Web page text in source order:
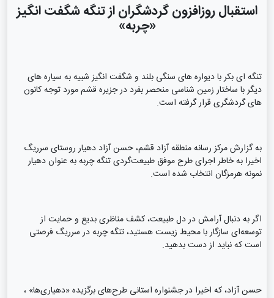
استقبال روزافزون گردشگران از تنگه شگفت انگیز
«چربه»
تنگه ای بکر با دیواره های سنگی بلند و شگفت انگیز شبیه به سیاره های
دیگر با ساختار زمین شناسی منحصر بفرد در جزیره قشم مورد توجه کانون
های گردشگری قرار گرفته است.
به گزارش مرکز رسانه منطقه آزاد قشم، حسن آزاد دهیار روستای سرریگ
اخیرا به خاطر اجرای طرح موفق طبیعت‌گردی تنگه چربه به عنوان دهیار
نمونه هرمزگان انتخاب شده است.
اگر به دنبال آرامش در دل طبیعت، کشف مناظری بدیع و حمایت از
توسعه‌ای سازگار با محیط زیست هستید، تنگه چربه در سرریگ فرصتی
است که نباید از دست بدهید.
حسن آزاد، که اخیرا در جشنواره استانی طرح‌های برگزیده «دهیاری‌ها» ،